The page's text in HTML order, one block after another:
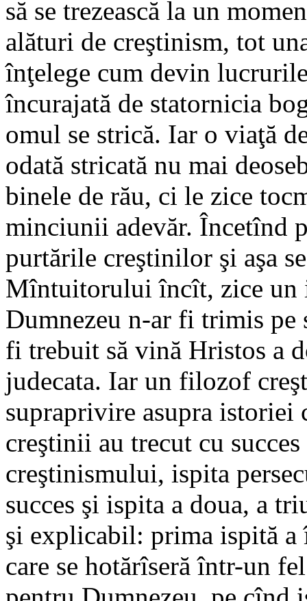
să se trezească la un
alături de creştinism, tot
înţelege cum devin
încurajată de statornicia
omul se strică. Iar o viaţă
odată stricată nu mai
binele de rău, ci le zice
minciunii adevăr. Încetînd
purtările creştinilor şi aşa
Mîntuitorului încît, zice un
Dumnezeu n-ar fi trimis
fi trebuit să vină Hristos a
judecata. Iar un filozof
supraprivire asupra istoriei
creştinii au trecut cu
creştinismului, ispita
succes şi ispita a doua, a
şi explicabil: prima ispită
care se hotărîseră într-un